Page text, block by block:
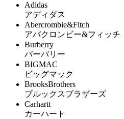
Adidas
アディダス
Abercrombie&Fitch
アバクロンビー&フィッチ
Burberry
バーバリー
BIGMAC
ビッグマック
BrooksBrothers
ブルックスブラザーズ
Carhartt
カーハート